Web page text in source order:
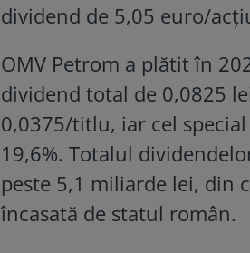
dividend de 5,05 euro/
OMV Petrom a plătit în
dividend total de 0,0825
0,0375/titlu, iar cel
19,6%. Totalul
peste 5,1 miliarde lei, din
încasată de statul român.